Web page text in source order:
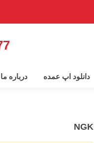
دانلود اپ عمده درباره ما
NGK